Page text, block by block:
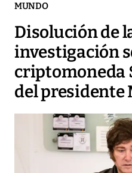
MUNDO
Disolución de
investigación
criptomoneda
del presidente